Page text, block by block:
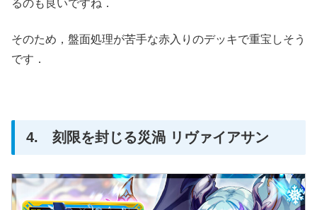
るのも良いですね．
そのため，盤面処理が苦手な赤入りのデッキで重宝しそう
です．
4. 刻限を封じる災渦 リヴァイアサン